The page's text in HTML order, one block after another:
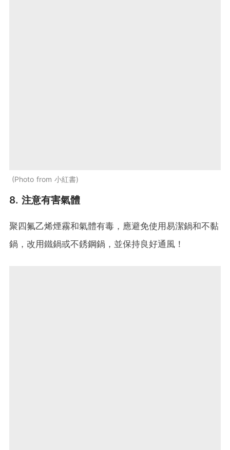
Photo from 小紅書
8. 注意有害氣體
聚四氟乙烯煙霧和氣體有毒，應避免使用易潔鍋和不黏
鍋，改用鐵鍋或不銹鋼鍋，並保持良好通風！